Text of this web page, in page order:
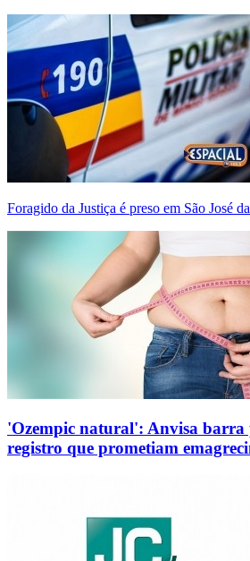
Foragido da Justiça é preso em São José
'Ozempic natural': Anvisa barra
registro que prometiam